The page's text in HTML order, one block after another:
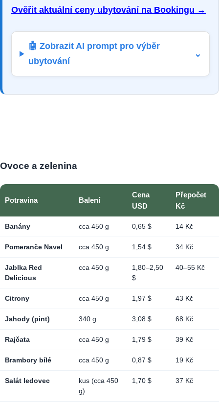
Ověřit aktuální ceny ubytování na Bookingu →
🤖 Zobrazit AI prompt pro výběr
ubytování
⌄
Ovoce a zelenina
Potravina Balení
Cena
USD
Přepočet
Kč
Banány cca 450 g 0,65 $ 14 Kč
Pomeranče Navel cca 450 g 1,54 $ 34 Kč
Jablka Red
Delicious
cca 450 g
1,80–2,50
$
40–55 Kč
Citrony cca 450 g 1,97 $ 43 Kč
Jahody (pint) 340 g 3,08 $ 68 Kč
Rajčata cca 450 g 1,79 $ 39 Kč
Brambory bílé cca 450 g 0,87 $ 19 Kč
Salát ledovec
kus (cca 450
g)
1,70 $ 37 Kč